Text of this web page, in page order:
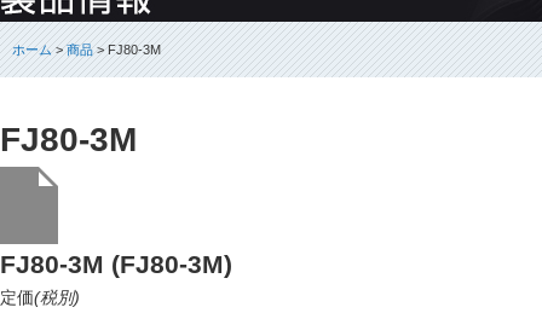
ホーム>商品> FJ80-3M
FJ80-3M
FJ80-3M (FJ80-3M)
定価(税別)